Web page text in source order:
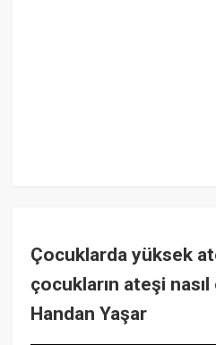
Çocuklarda yüksek
çocukların ateşi
Handan Yaşar